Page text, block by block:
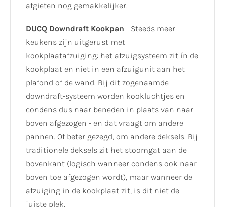
afgieten nog gemakkelijker.
DUCQ Downdraft Kookpan - Steeds meer
keukens zijn uitgerust met
kookplaatafzuiging: het afzuigsysteem zit ín de
kookplaat en niet in een afzuigunit aan het
plafond of de wand. Bij dit zogenaamde
downdraft-systeem worden kookluchtjes en
condens dus naar beneden in plaats van naar
boven afgezogen - en dat vraagt om andere
pannen. Of beter gezegd, om andere deksels. Bij
traditionele deksels zit het stoomgat aan de
bovenkant (logisch wanneer condens ook naar
boven toe afgezogen wordt), maar wanneer de
afzuiging in de kookplaat zit, is dit niet de
juiste plek.